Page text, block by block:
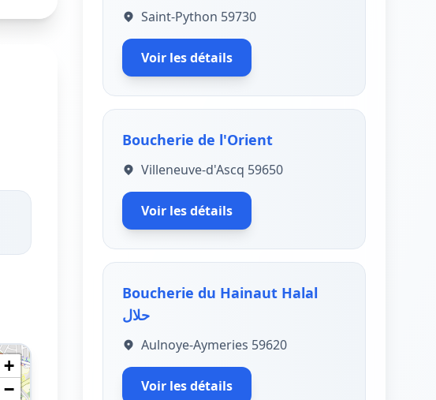
+
−
Saint-Python 59730
Voir les détails
Boucherie de l'Orient
Villeneuve-d'Ascq 59650
Voir les détails
Boucherie du Hainaut Halal
حلال
Aulnoye-Aymeries 59620
Voir les détails